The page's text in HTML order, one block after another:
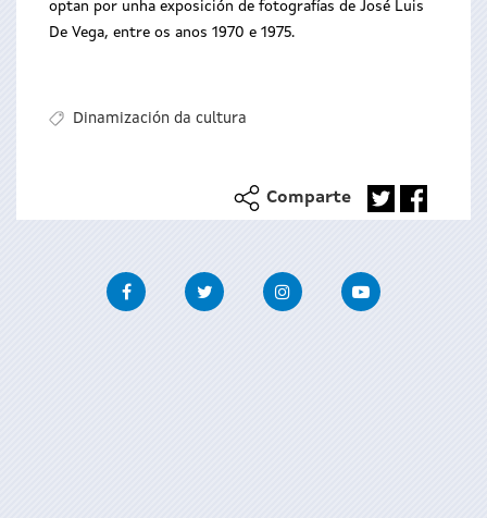
optan por unha exposición de fotografías de José Luis
De Vega, entre os anos 1970 e 1975.
Dinamización da cultura
Comparte
FacebookTwitter InstagramYoutube